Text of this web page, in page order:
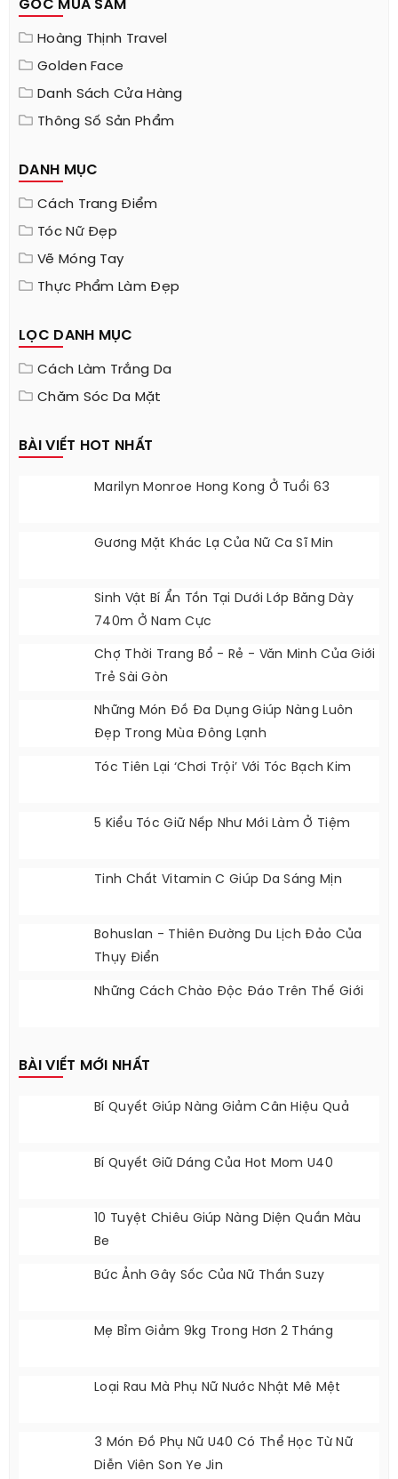
GÓC MUA SẮM
Hoàng Thịnh Travel
Golden Face
Danh Sách Cửa Hàng
Thông Số Sản Phẩm
DANH MỤC
Cách Trang Điểm
Tóc Nữ Đẹp
Vẽ Móng Tay
Thực Phẩm Làm Đẹp
LỌC DANH MỤC
Cách Làm Trắng Da
Chăm Sóc Da Mặt
BÀI VIẾT HOT NHẤT
Marilyn Monroe Hong Kong Ở Tuổi 63
Gương Mặt Khác Lạ Của Nữ Ca Sĩ Min
Sinh Vật Bí Ẩn Tồn Tại Dưới Lớp Băng Dày
740m Ở Nam Cực
Chợ Thời Trang Bổ - Rẻ - Văn Minh Của Giới
Trẻ Sài Gòn
Những Món Đồ Đa Dụng Giúp Nàng Luôn
Đẹp Trong Mùa Đông Lạnh
Tóc Tiên Lại ‘chơi Trội’ Với Tóc Bạch Kim
5 Kiểu Tóc Giữ Nếp Như Mới Làm Ở Tiệm
Tinh Chất Vitamin C Giúp Da Sáng Mịn
Bohuslan - Thiên Đường Du Lịch Đảo Của
Thụy Điển
Những Cách Chào Độc Đáo Trên Thế Giới
BÀI VIẾT MỚI NHẤT
Bí Quyết Giúp Nàng Giảm Cân Hiệu Quả
Bí Quyết Giữ Dáng Của Hot Mom U40
10 Tuyệt Chiêu Giúp Nàng Diện Quần Màu
Be
Bức Ảnh Gây Sốc Của Nữ Thần Suzy
Mẹ Bỉm Giảm 9kg Trong Hơn 2 Tháng
Loại Rau Mà Phụ Nữ Nước Nhật Mê Mệt
3 Món Đồ Phụ Nữ U40 Có Thể Học Từ Nữ
Diễn Viên Son Ye Jin